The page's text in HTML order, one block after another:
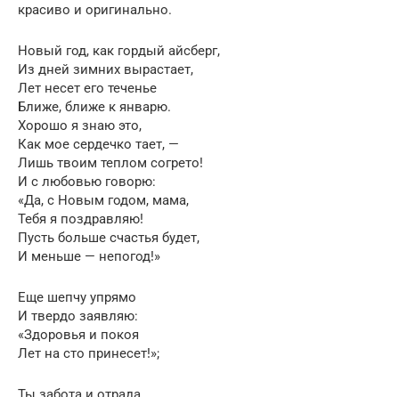
красиво и оригинально.
Новый год, как гордый айсберг,
Из дней зимних вырастает,
Лет несет его теченье
Ближе, ближе к январю.
Хорошо я знаю это,
Как мое сердечко тает, —
Лишь твоим теплом согрето!
И с любовью говорю:
«Да, с Новым годом, мама,
Тебя я поздравляю!
Пусть больше счастья будет,
И меньше — непогод!»
Еще шепчу упрямо
И твердо заявляю:
«Здоровья и покоя
Лет на сто принесет!»;